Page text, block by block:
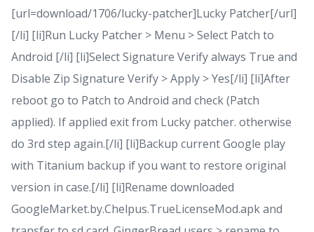
[url=download/1706/lucky-patcher]Lucky Patcher[/url]
[/li] [li]Run Lucky Patcher > Menu > Select Patch to
Android [/li] [li]Select Signature Verify always True and
Disable Zip Signature Verify > Apply > Yes[/li] [li]After
reboot go to Patch to Android and check (Patch
applied). If applied exit from Lucky patcher. otherwise
do 3rd step again.[/li] [li]Backup current Google play
with Titanium backup if you want to restore original
version in case.[/li] [li]Rename downloaded
GoogleMarket.by.Chelpus.TrueLicenseMod.apk and